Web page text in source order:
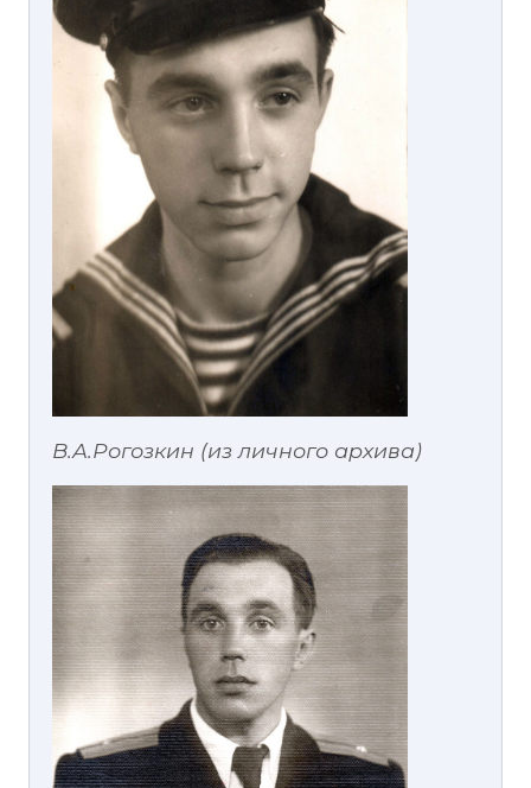
В.А.Рогозкин (из личного архива)